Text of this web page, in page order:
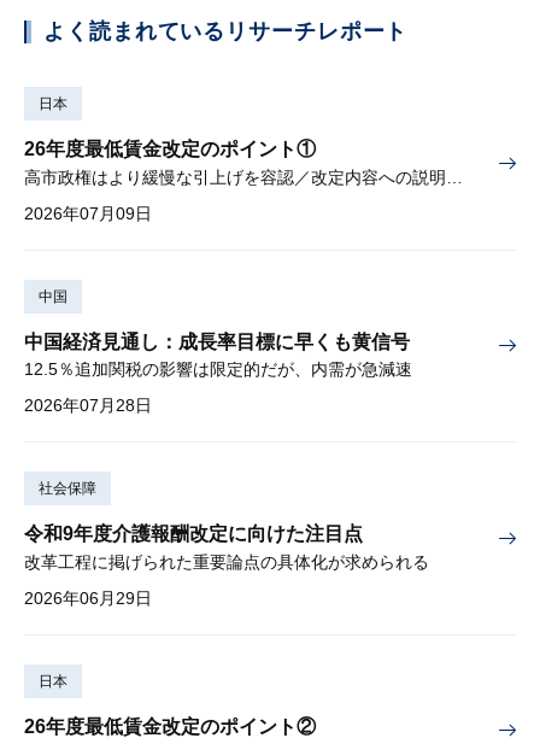
よく読まれているリサーチレポート
日本
26年度最低賃金改定のポイント①
2026年07月09日
中国
中国経済見通し：成長率目標に早くも黄信号
12.5％追加関税の影響は限定的だが、内需が急減速
2026年07月28日
社会保障
令和9年度介護報酬改定に向けた注目点
改革工程に掲げられた重要論点の具体化が求められる
2026年06月29日
日本
26年度最低賃金改定のポイント②